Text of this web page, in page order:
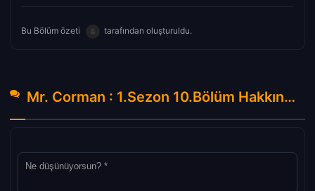
Bu Bölüm özeti tarafından oluşturuldu.
Mr. Corman : 1.Sezon 10.Bölüm Hakkında Yorumlar